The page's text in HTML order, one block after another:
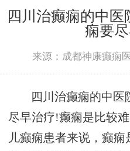
四川治癫痫的中
痫要
来源：成都神康癫痫
四川治癫痫的中
尽早治疗!癫痫是比较
儿癫痫患者来说，癫